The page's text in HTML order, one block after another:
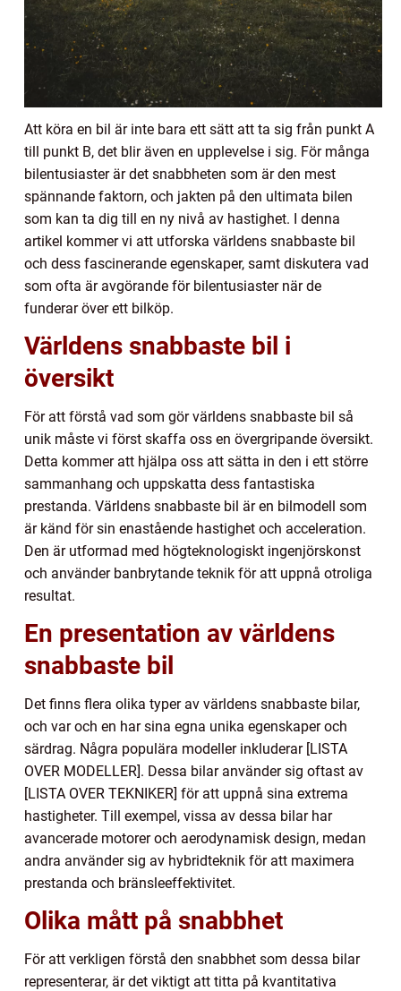
Att köra en bil är inte bara ett sätt att ta sig från punkt A
till punkt B, det blir även en upplevelse i sig. För många
bilentusiaster är det snabbheten som är den mest
spännande faktorn, och jakten på den ultimata bilen
som kan ta dig till en ny nivå av hastighet. I denna
artikel kommer vi att utforska världens snabbaste bil
och dess fascinerande egenskaper, samt diskutera vad
som ofta är avgörande för bilentusiaster när de
funderar över ett bilköp.
Världens snabbaste bil i
översikt
För att förstå vad som gör världens snabbaste bil så
unik måste vi först skaffa oss en övergripande översikt.
Detta kommer att hjälpa oss att sätta in den i ett större
sammanhang och uppskatta dess fantastiska
prestanda. Världens snabbaste bil är en bilmodell som
är känd för sin enastående hastighet och acceleration.
Den är utformad med högteknologiskt ingenjörskonst
och använder banbrytande teknik för att uppnå otroliga
resultat.
En presentation av världens
snabbaste bil
Det finns flera olika typer av världens snabbaste bilar,
och var och en har sina egna unika egenskaper och
särdrag. Några populära modeller inkluderar [LISTA
OVER MODELLER]. Dessa bilar använder sig oftast av
[LISTA OVER TEKNIKER] för att uppnå sina extrema
hastigheter. Till exempel, vissa av dessa bilar har
avancerade motorer och aerodynamisk design, medan
andra använder sig av hybridteknik för att maximera
prestanda och bränsleeffektivitet.
Olika mått på snabbhet
För att verkligen förstå den snabbhet som dessa bilar
representerar, är det viktigt att titta på kvantitativa